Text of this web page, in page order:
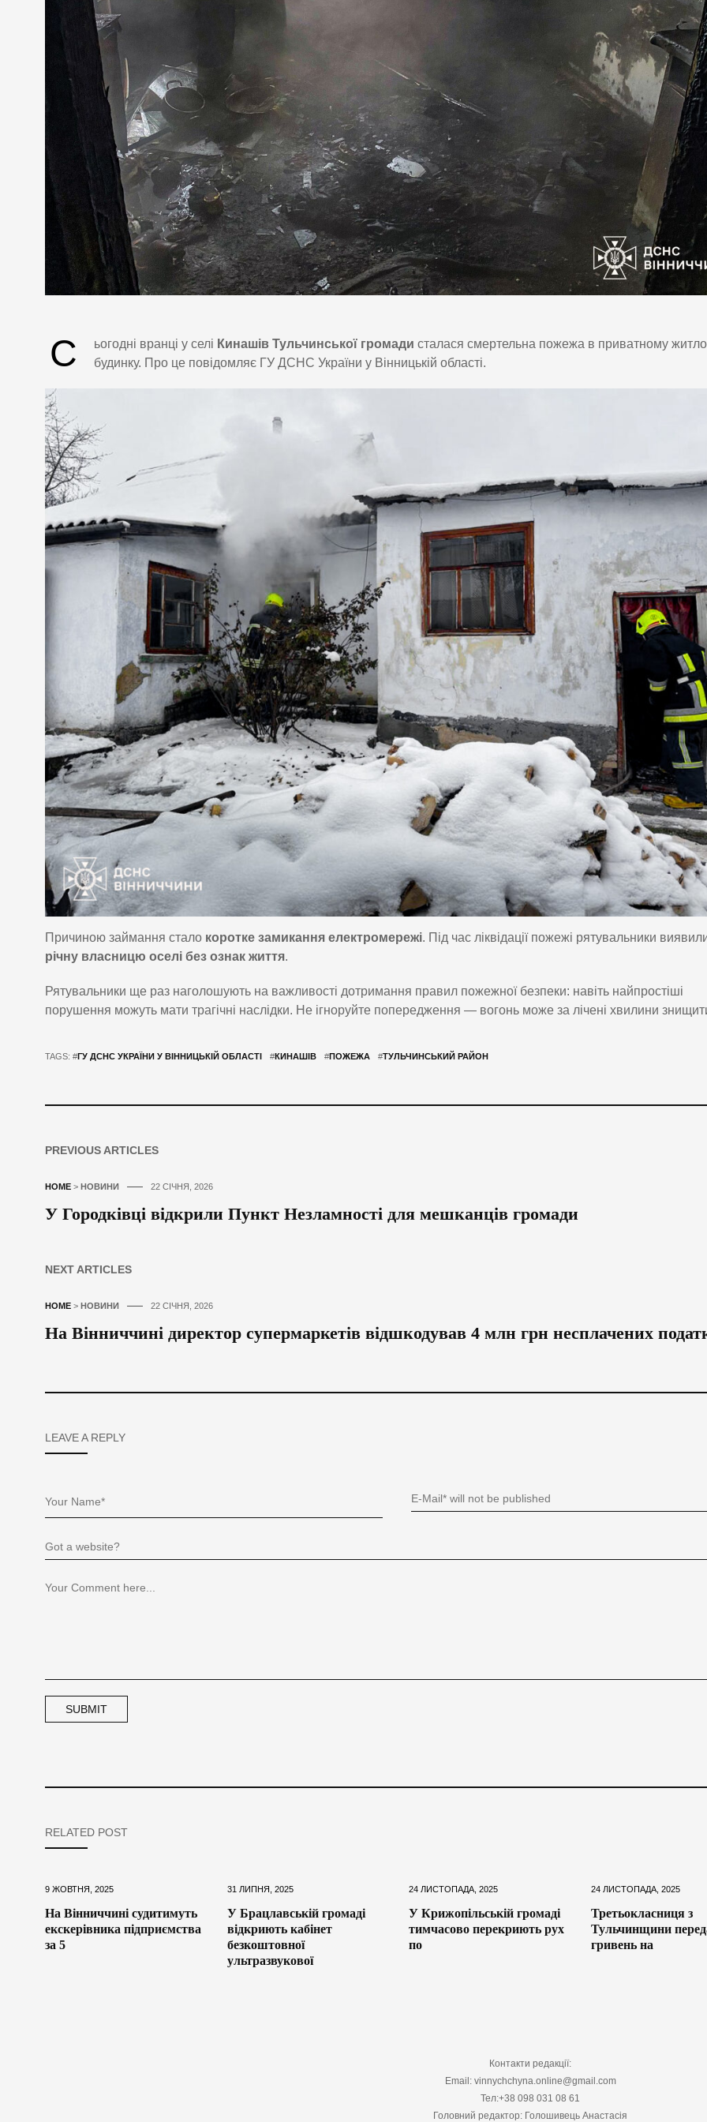
С ьогодні вранці у селі Кинашів Тульчинської громади сталася смертельна пожежа в приватному
будинку. Про це повідомляє ГУ ДСНС України у Вінницькій області.
Причиною займання стало коротке замикання електромережі. Під час ліквідації пожежі рятувальники
річну власницю оселі без ознак життя.
Рятувальники ще раз наголошують на важливості дотримання правил пожежної безпеки: навіть найпростіші
порушення можуть мати трагічні наслідки. Не ігноруйте попередження — вогонь може за лічені хвилини
TAGS: #ГУ ДСНС УКРАЇНИ У ВІННИЦЬКІЙ ОБЛАСТІ #КИНАШІВ #ПОЖЕЖА #ТУЛЬЧИНСЬКИЙ РАЙОН
PREVIOUS ARTICLES
HOME > НОВИНИ 22 СІЧНЯ, 2026
У Городківці відкрили Пункт Незламності для мешканців громади
NEXT ARTICLES
HOME > НОВИНИ 22 СІЧНЯ, 2026
На Вінниччині директор супермаркетів відшкодував 4 млн грн несплачених
LEAVE A REPLY
RELATED POST
9 ЖОВТНЯ, 2025
На Вінниччині судитимуть
екскерівника підприємства
за 5
31 ЛИПНЯ, 2025
У Брацлавській громаді
відкриють кабінет
безкоштовної
ультразвукової
24 ЛИСТОПАДА, 2025
У Крижопільській громаді
тимчасово перекриють рух
по
24 ЛИСТОПАДА, 2025
Третьокласниця з
Тульчинщини
гривень на
Контакти редакції:
Email: vinnychchyna.online@gmail.com
Тел:+38 098 031 08 61
Головний редактор: Голошивець Анастасія